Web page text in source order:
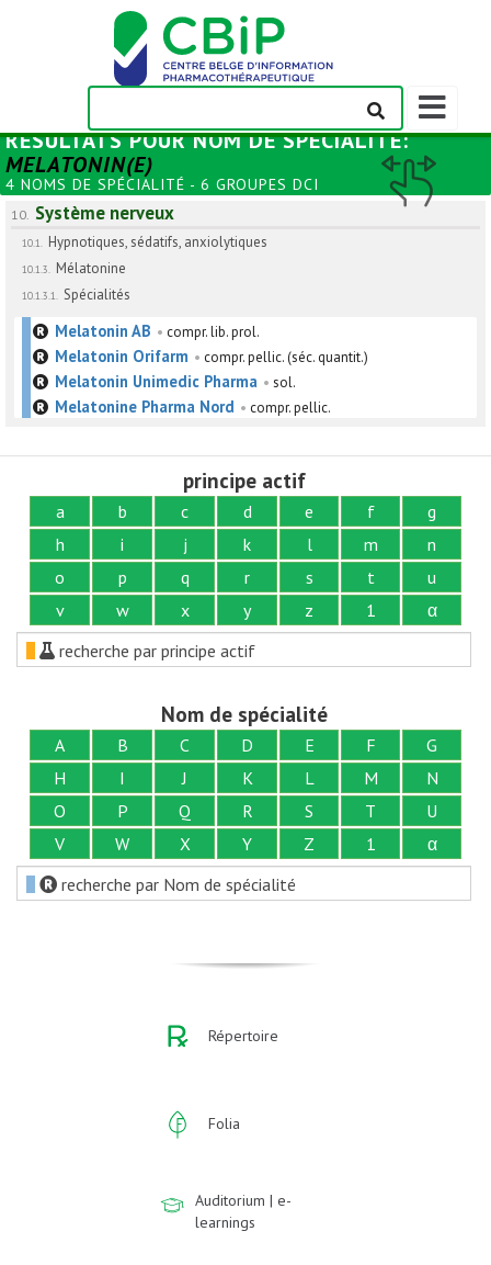
Afficher/
la
de
navigation
RÉSULTATS POURNOM DE SPÉCIALITÉ:
MELATONIN(E)
4 NOMS DE SPÉCIALITÉ - 6 GROUPES DCI
10. Système nerveux
10.1. Hypnotiques, sédatifs, anxiolytiques
10.1.3. Mélatonine
10.1.3.1. Spécialités
Melatonin AB • compr. lib. prol.
Melatonin Orifarm • compr. pellic. (séc. quantit.)
Melatonin Unimedic Pharma • sol.
Melatonine Pharma Nord • compr. pellic.
principe actif
a b c d e f
g
h
i j k l m
n
o
p q r s t
u
v
w x y z 1
α
recherche par principe actif
Nom de spécialité
A B C D E F
G
H
I J K L M
N
O
P Q R S T
U
V
W X Y Z 1
α
recherche par Nom de spécialité
Répertoire
Folia
Auditorium | e-
learnings